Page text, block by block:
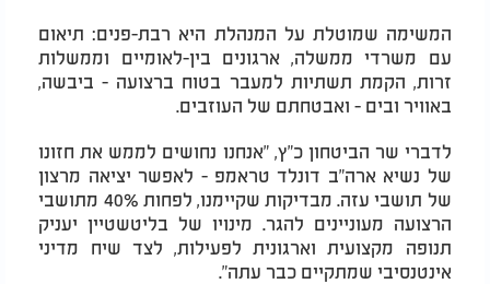
המשימה שמוטלת על המנהלת היא רבת-פנים: תיאום
עם משרדי ממשלה, ארגונים בין-לאומיים וממשלות
זרות, הקמת תשתיות למעבר בטוח ברצועה - ביבשה,
באוויר ובים - ואבטחתם של העוזבים.
לדברי שר הביטחון כ"ץ, "אנחנו נחושים לממש את חזונו
של נשיא ארה"ב דונלד טראמפ - לאפשר יציאה מרצון
של תושבי עזה. מבדיקות שקיימנו, לפחות 40% מתושבי
הרצועה מעוניינים להגר. מינויו של בליטשטיין יעניק
תנופה מקצועית וארגונית לפעילות, לצד שיח מדיני
אינטנסיבי שמתקיים כבר עתה".